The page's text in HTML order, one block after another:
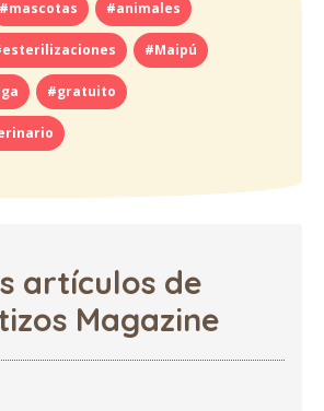
#mascotas #animales
#Maipú
#gratuito
artículos de
Magazine